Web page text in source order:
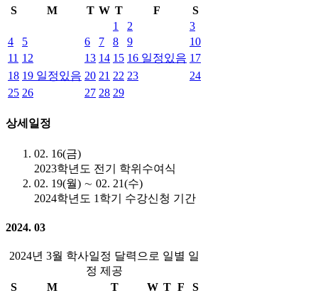
S
M T W T F
S
1
2
3
4
5 6 7 8 9
10
11 12 13 14 15 16 일정있음 17
18 19 일정있음 20 21 22 23
24
25 26 27 28 29
상세일정
02. 16(금)
2023학년도 전기 학위수여식
02. 19(월) ∼ 02. 21(수)
2024학년도 1학기 수강신청 기간
2024. 03
2024년 3월 학사일정 달력으로 일별 일
정 제공
S
M T W T F
S